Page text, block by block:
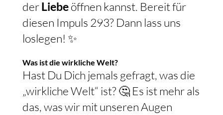
derLiebeöffnen kannst. Bereit für
diesen Impuls 293? Dann lass uns
loslegen! ✨
Was ist die wirkliche Welt?
Hast Du Dich jemals gefragt, was die
„wirkliche Welt“ ist? 🤔 Es ist mehr als
das, was wir mit unseren Augen